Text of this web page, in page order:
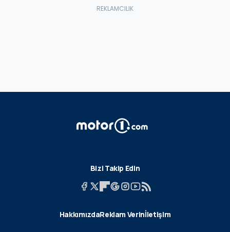
Bizi Takip Edin
HakkımızdaReklam Verinİletişim